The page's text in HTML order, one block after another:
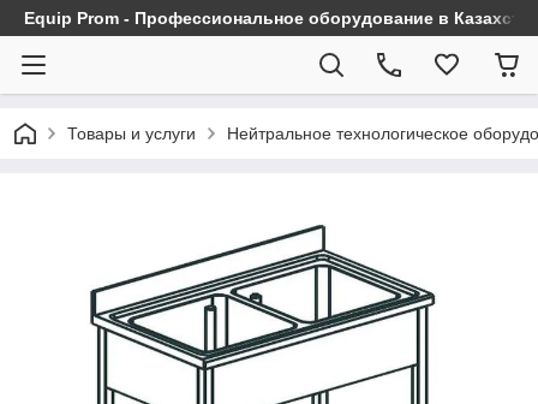
Equip Prom - Профессиональное оборудование в
Товары и услуги Нейтральное технологическое